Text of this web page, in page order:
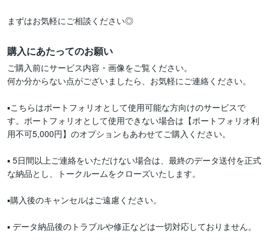
まずはお気軽にご相談ください◎
購入にあたってのお願い
ご購入前にサービス内容・画像をご覧ください。
何か分からない点がございましたら、お気軽にご連絡ください。
▪こちらはポートフォリオとして使用可能な方向けのサービスで
す。ポートフォリオとして使用できない場合は【ポートフォリオ利
用不可5,000円】のオプションもあわせてご購入ください。
▪ 5日間以上ご連絡をいただけない場合は、最終のデータ送付を正式
な納品とし、トークルームをクローズいたします。
▪購入後のキャンセルはご遠慮ください。
▪ データ納品後のトラブルや修正などは一切対応しておりません。